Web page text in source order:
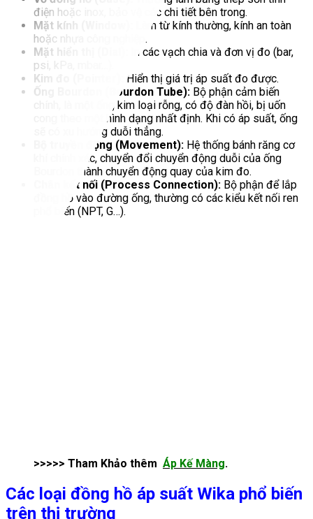
điện hoặc inox, bảo vệ các chi tiết bên trong.
Mặt kính (Window):
Làm từ kính thường, kính an toàn
hoặc nhựa công nghiệp.
Mặt hiển thị (Dial):
In các vạch chia và đơn vị đo (bar,
psi, kPa, mbar…).
Kim đo (Pointer):
Hiển thị giá trị áp suất đo được.
Ống Bourdon (Bourdon Tube): Bộ phận cảm biến
chính, là một ống kim loại rỗng, có độ đàn hồi, bị uốn
cong theo một hình dạng nhất định. Khi có áp suất, ống
sẽ có xu hướng duỗi thẳng.
Bộ truyền động (Movement): Hệ thống bánh răng cơ
khí chính xác, chuyển đổi chuyển động duỗi của ống
Bourdon thành chuyển động quay của kim đo.
Chân kết nối (Process Connection): Bộ phận để lắp
đồng hồ vào đường ống, thường có các kiểu kết nối ren
phổ biến (NPT, G…).
>>>>> Tham Khảo thêm Áp Kế Màng.
Các loại đồng hồ áp suất Wika phổ biến
trên thị trường